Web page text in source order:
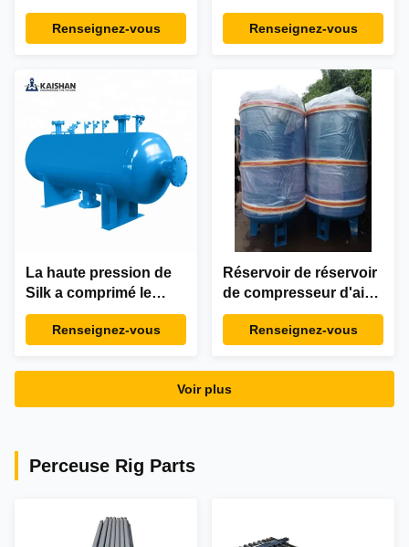
récepteur d'air de
1500L 2000L 3000L
compresseur d'air
Renseignez-vous
d'air échouent les
récipients à pression
récepteur
Renseignez-vous
La haute pression de
Silk a comprimé le
réservoir vertical C-
0.3/30 de récepteur
Renseignez-vous
Réservoir de réservoir
de compresseur d'air
d'industrie de
stockage de Silk 1000L
Renseignez-vous
Voir plus
Perceuse Rig Parts